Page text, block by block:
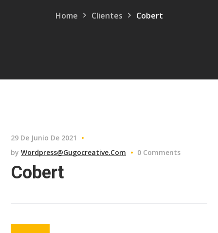
Home Clientes Cobert
29 De Junio De 2021
byWordpress@gugocreative.com 0 Comments
Cobert